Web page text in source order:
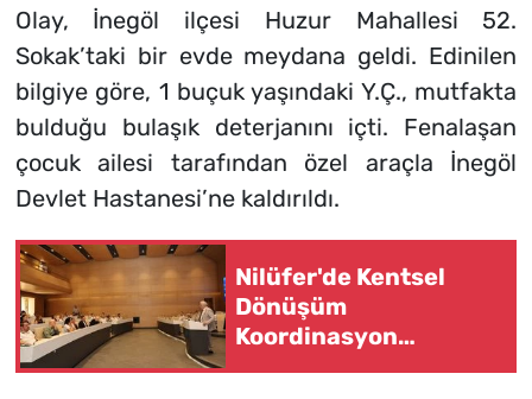
Olay, İnegöl ilçesi Huzur Mahallesi 52.
Sokak’taki bir evde meydana geldi. Edinilen
bilgiye göre, 1 buçuk yaşındaki Y.Ç., mutfakta
bulduğu bulaşık deterjanını içti. Fenalaşan
çocuk ailesi tarafından özel araçla İnegöl
Devlet Hastanesi’ne kaldırıldı.
Nilüfer'de Kentsel
Dönüşüm
Koordinasyon